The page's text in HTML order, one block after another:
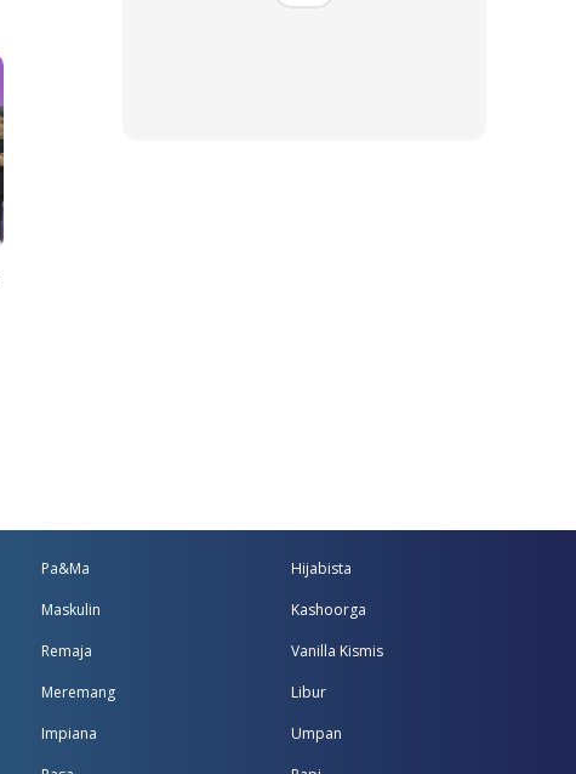
Pa&Ma
Maskulin
Remaja
Meremang
Impiana
Hijabista
Kashoorga
Vanilla Kismis
Libur
Umpan